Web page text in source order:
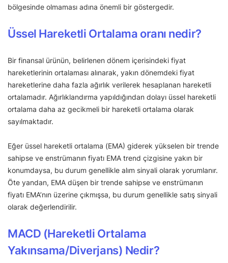
bölgesinde olmaması adına önemli bir göstergedir.
Üssel Hareketli Ortalama oranı nedir?
Bir finansal ürünün, belirlenen dönem içerisindeki fiyat
hareketlerinin ortalaması alınarak, yakın dönemdeki fiyat
hareketlerine daha fazla ağırlık verilerek hesaplanan hareketli
ortalamadır. Ağırlıklandırma yapıldığından dolayı üssel hareketli
ortalama daha az gecikmeli bir hareketli ortalama olarak
sayılmaktadır.
Eğer üssel hareketli ortalama (EMA) giderek yükselen bir trende
sahipse ve enstrümanın fiyatı EMA trend çizgisine yakın bir
konumdaysa, bu durum genellikle alım sinyali olarak yorumlanır.
Öte yandan, EMA düşen bir trende sahipse ve enstrümanın
fiyatı EMA’nın üzerine çıkmışsa, bu durum genellikle satış sinyali
olarak değerlendirilir.
MACD (Hareketli Ortalama
Yakınsama/Diverjans) Nedir?